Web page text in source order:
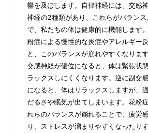
響を及ぼします。自律神経には、交感
神経の2種類があり、これらがバランス
で、私たちの体は健康的に機能します
粉症による慢性的な炎症やアレルギー
と、このバランスが崩れやすくなります
交感神経が優位になると、体は緊張状
ラックスしにくくなります。逆に副交
になると、体はリラックスしますが、
だるさや眠気が出てしまいます。花粉
れらのバランスが崩れることで、疲労
り、ストレスが溜まりやすくなったり